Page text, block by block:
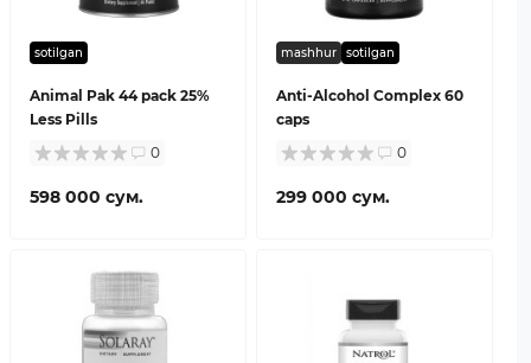
sotilgan
Animal Pak 44 pack 25%
Less Pills
0
598 000 сум.
mashhur sotilgan
Anti-Alcohol Complex 60
caps
0
299 000 сум.